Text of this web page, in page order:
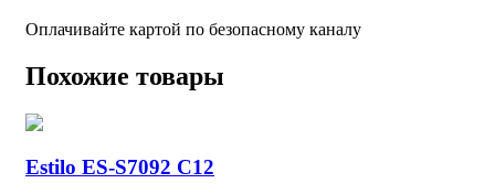
Оплачивайте картой по безопасному каналу
Похожие товары
Estilo ES-S7092 C12